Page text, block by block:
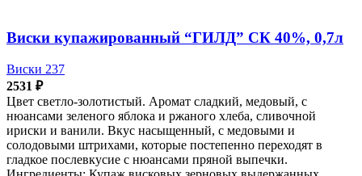
Виски купажированный “ГИЛД” СК 40%, 0,7л
Виски 237
2531 ₽
Цвет светло-золотистый. Аромат сладкий, медовый, с
нюансами зеленого яблока и ржаного хлеба, сливочной
ириски и ванили. Вкус насыщенный, с медовыми и
солодовыми штрихами, которые постепенно переходят в
гладкое послевкусие с нюансами пряной выпечки.